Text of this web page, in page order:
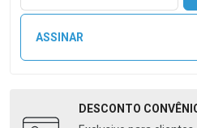
ASSINAR
DESCONTO